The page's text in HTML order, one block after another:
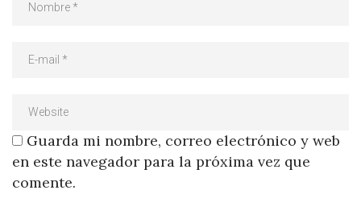
Guarda mi nombre, correo electrónico y web
en este navegador para la próxima vez que
comente.